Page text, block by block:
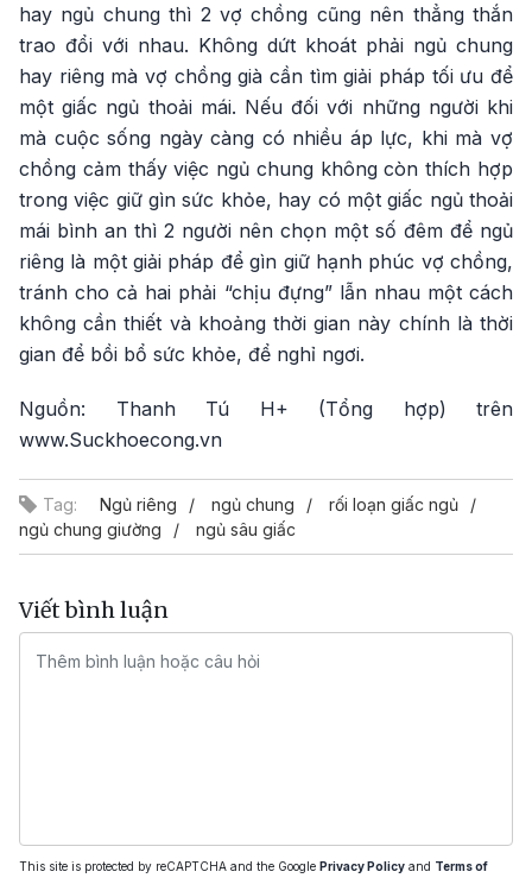
hay ngủ chung thì 2 vợ chồng cũng nên thẳng thắn
trao đổi với nhau. Không dứt khoát phải ngủ chung
hay riêng mà vợ chồng già cần tìm giải pháp tối ưu để
một giấc ngủ thoải mái. Nếu đối với những người khi
mà cuộc sống ngày càng có nhiều áp lực, khi mà vợ
chồng cảm thấy việc ngủ chung không còn thích hợp
trong việc giữ gìn sức khỏe, hay có một giấc ngủ thoải
mái bình an thì 2 người nên chọn một số đêm để ngủ
riêng là một giải pháp để gìn giữ hạnh phúc vợ chồng,
tránh cho cả hai phải “chịu đựng” lẫn nhau một cách
không cần thiết và khoảng thời gian này chính là thời
gian để bồi bổ sức khỏe, để nghỉ ngơi.
Nguồn: Thanh Tú H+ (Tổng hợp) trên
www.Suckhoecong.vn
Tag: Ngủ riêng ngủ chung
rối loạn giấc ngủ
ngủ chung giường
ngủ sâu giấc
Viết bình luận
This site is protected by reCAPTCHA and the Google Privacy Policy and Terms of